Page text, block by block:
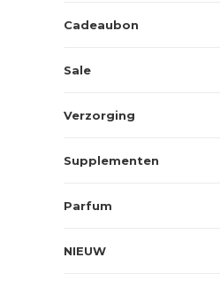
Cadeaubon
Sale
Verzorging
Supplementen
Parfum
NIEUW